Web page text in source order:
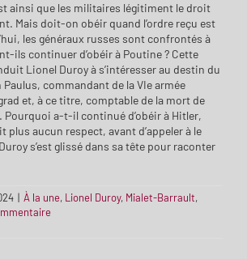
ainsi que les militaires légitiment le droit
Mais doit-on obéir quand l’ordre reçu est
les généraux russes sont confrontés à
ils continuer d’obéir à Poutine ? Cette
Lionel Duroy à s’intéresser au destin du
commandant de la VIe armée
et, à ce titre, comptable de la mort de
Pourquoi a-t-il continué d’obéir à Hitler,
plus aucun respect, avant d’appeler à le
s’est glissé dans sa tête pour raconter
| À la une, Lionel Duroy, Mialet-Barrault,